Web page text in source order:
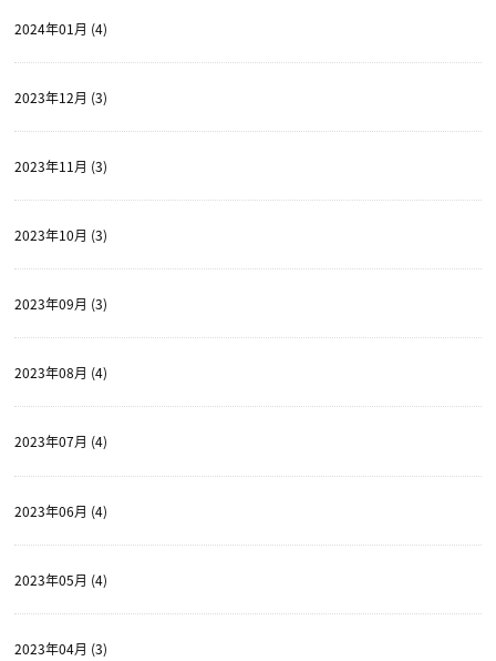
2024年01月 (4)
2023年12月 (3)
2023年11月 (3)
2023年10月 (3)
2023年09月 (3)
2023年08月 (4)
2023年07月 (4)
2023年06月 (4)
2023年05月 (4)
2023年04月 (3)